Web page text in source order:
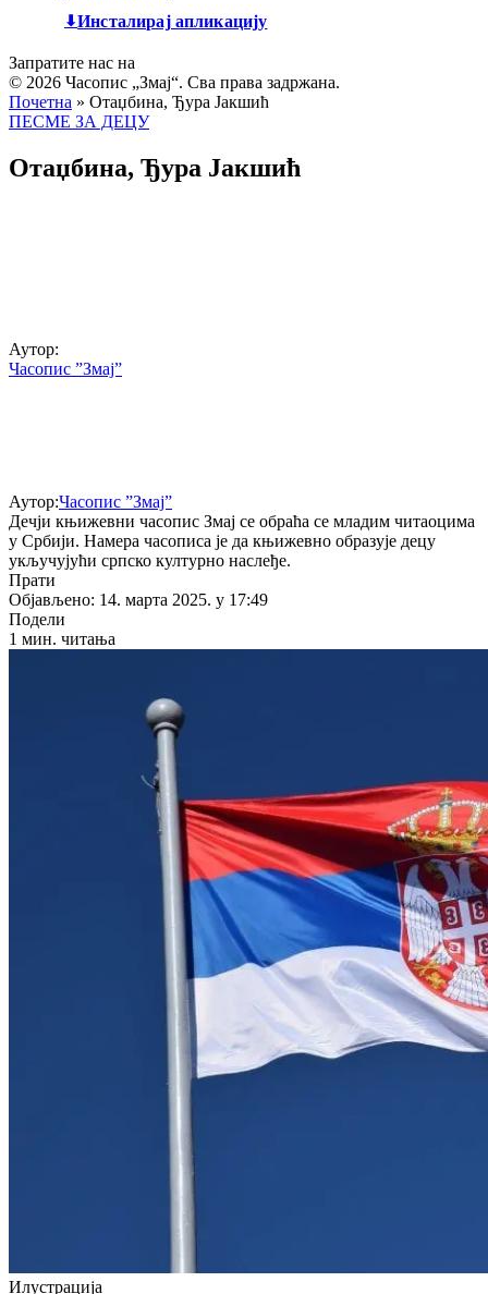
Инсталирај апликацију
Запратите нас на
© 2026 Часопис „Змај“. Сва права задржана.
Почетна » Отаџбина, Ђура Јакшић
ПЕСМЕ ЗА ДЕЦУ
Отаџбина, Ђура Јакшић
Аутор:
Часопис ”Змај”
Аутор:Часопис ”Змај”
Дечји књижевни часопис Змај се обраћа се младим читаоцима
у Србији. Намера часописа је да књижевно образује децу
укључујући српско културно наслеђе.
Прати
Објављено: 14. марта 2025. у 17:49
Подели
1 мин. читања
Илустрација